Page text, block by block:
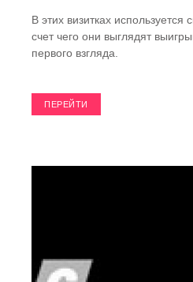
В этих визитках
счет чего они выглядят
первого взгляда.
ПЕРЕЙТИ